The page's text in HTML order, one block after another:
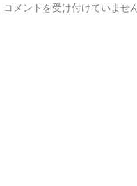
Ｐ
コメントを受け付けていませ